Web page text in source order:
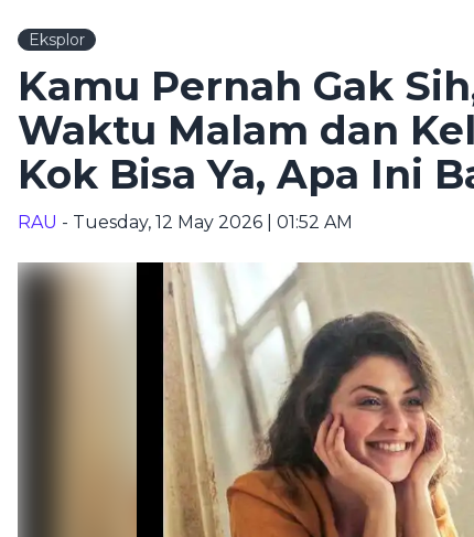
Eksplor
Kamu Pernah Gak
Waktu Malam dan
Kok Bisa Ya, Apa Ini
RAU - Tuesday, 12 May 2026 | 01:52 AM